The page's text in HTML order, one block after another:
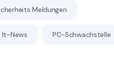
Meldungen
It-News PC-Schwachstelle